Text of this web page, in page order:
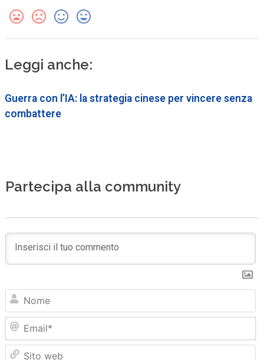
Leggi anche:
Guerra con l’IA: la strategia cinese per vincere senza
combattere
Partecipa alla community